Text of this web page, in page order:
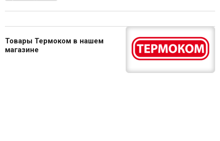
Товары Термоком в нашем
магазине